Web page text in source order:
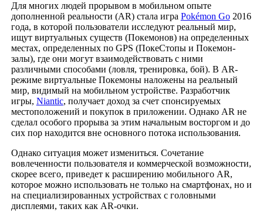
Для многих людей прорывом в мобильном опыте
дополненной реальности (AR) стала игра Pokémon Go2016
года, в которой пользователи исследуют реальный мир,
ищут виртуальных существ (Покемонов) на определенных
местах, определенных по GPS (ПокеСтопы и Покемон-
залы), где они могут взаимодействовать с ними
различными способами (ловля, тренировка, бой). В AR-
режиме виртуальные Покемоны наложены на реальный
мир, видимый на мобильном устройстве. Разработчик
игры, Niantic, получает доход за счет спонсируемых
местоположений и покупок в приложении. Однако AR не
сделал особого прорыва за этим начальным восторгом и до
сих пор находится вне основного потока использования.
Однако ситуация может измениться. Сочетание
вовлеченности пользователя и коммерческой возможности,
скорее всего, приведет к расширению мобильного AR,
которое можно использовать не только на смартфонах, но и
на специализированных устройствах с головными
дисплеями, таких как AR-очки.